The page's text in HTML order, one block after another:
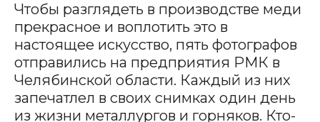
Чтобы разглядеть в производстве меди
прекрасное и воплотить это в
настоящее искусство, пять фотографов
отправились на предприятия РМК в
Челябинской области. Каждый из них
запечатлел в своих снимках один день
из жизни металлургов и горняков. Кто-